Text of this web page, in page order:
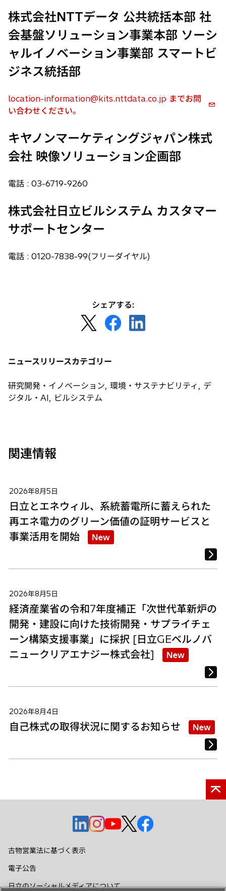
開
く
ブ
で
開
く
株式会社NTTデータ 公共統括本部 社
会基盤ソリューション事業本部 ソーシ
ャルイノベーション事業部 スマートビ
ジネス統括部
location-information@kits.nttdata.co.jp までお問
い合わせください。
キヤノンマーケティングジャパン株式
会社 映像ソリューション企画部
電話 : 03-6719-9260
株式会社日立ビルシステム カスタマー
サポートセンター
電話 : 0120-7838-99(フリーダイヤル)
シェアする:
し
タ
で
開
新
で
開
し
で
ニュースリリースカテゴリー
研究開発・イノベーション, 環境・サステナビリティ, デ
ジタル・AI, ビルシステム
関連情報
2026年8月5日
日立とエネウィル、系統蓄電所に蓄えられた
再エネ電力のグリーン価値の証明サービスと
事業活用を開始
New
2026年8月5日
経済産業省の令和7年度補正「次世代革新炉の
開発・建設に向けた技術開発・サプライチェ
ーン構築支援事業」に採択 [日立GEベルノバ
ニュークリアエナジー株式会社]
New
2026年8月4日
自己株式の取得状況に関するお知らせ New
新
し
で
新
し
で
新
し
新
し
新
古物営業法に基づく表示
電子公告
日立のソーシャルメディアについて